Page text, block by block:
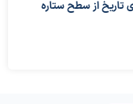
تاریخ از سطح ستاره